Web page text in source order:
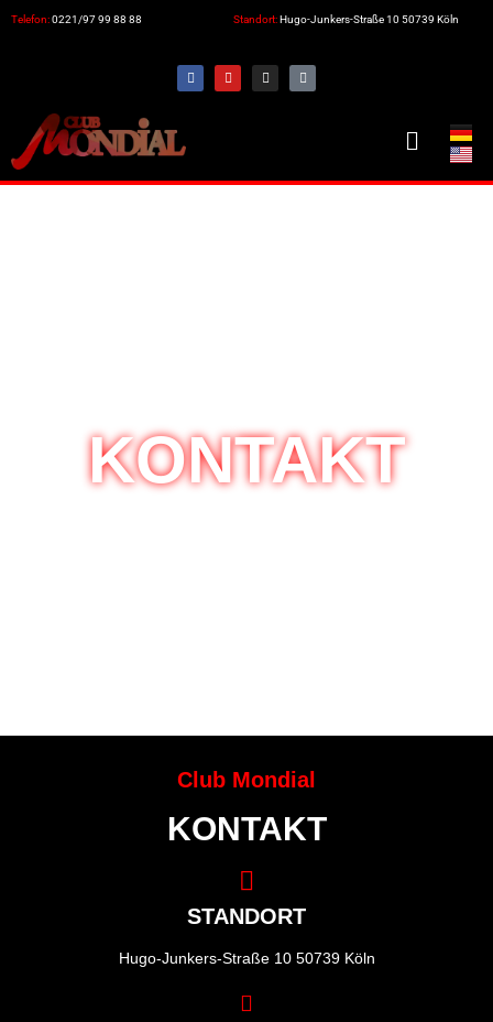
Telefon:0221/97 99 88 88 Standort:Hugo-Junkers-Straße 10 50739 Köln
KONTAKT
Club Mondial
KONTAKT
STANDORT
Hugo-Junkers-Straße 10 50739 Köln